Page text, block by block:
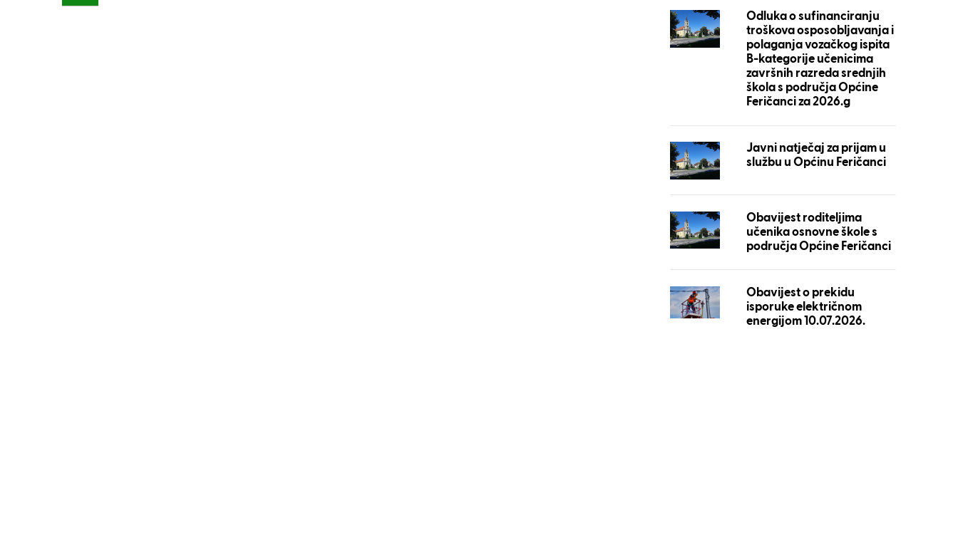
Odluka o sufinanciranju
troškova osposobljavanja i
polaganja vozačkog ispita
B-kategorije učenicima
završnih razreda srednjih
škola s područja Općine
Feričanci za 2026.g
Javni natječaj za prijam u
službu u Općinu Feričanci
Obavijest roditeljima
učenika osnovne škole s
područja Općine Feričanci
Obavijest o prekidu
isporuke električnom
energijom 10.07.2026.